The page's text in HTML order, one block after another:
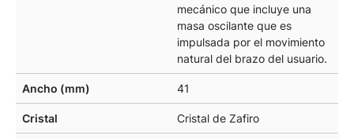
mecánico que incluye una
masa oscilante que es
impulsada por el movimiento
natural del brazo del usuario.
Ancho (mm) 41
Cristal Cristal de Zafiro